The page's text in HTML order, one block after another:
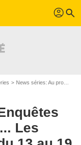
profil search
News séries: Au programme
Les